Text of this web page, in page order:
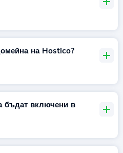
на Hostico?
бъдат включени в